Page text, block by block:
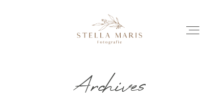
EINBLICKE
Archives